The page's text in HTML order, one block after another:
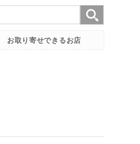
お取り寄せできるお店